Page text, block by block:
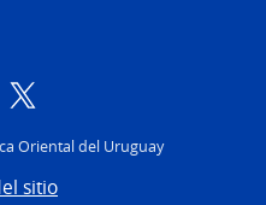
Oriental del Uruguay
sitio